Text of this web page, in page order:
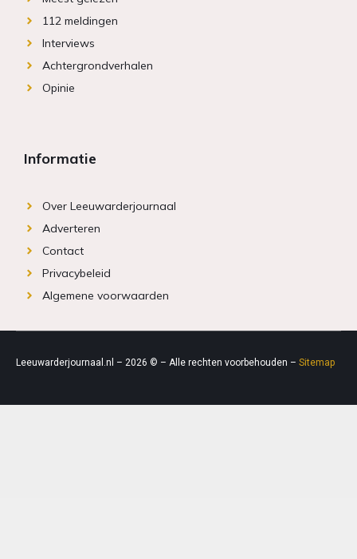
112 meldingen
Interviews
Achtergrondverhalen
Opinie
Informatie
Over Leeuwarderjournaal
Adverteren
Contact
Privacybeleid
Algemene voorwaarden
Leeuwarderjournaal.nl – 2026 © – Alle rechten voorbehouden – Sitemap